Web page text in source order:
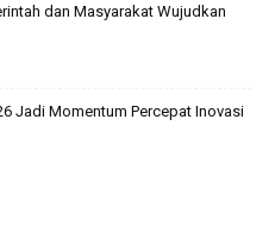
dan Masyarakat Wujudkan
Jadi Momentum Percepat Inovasi